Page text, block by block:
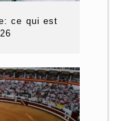
ce qui est